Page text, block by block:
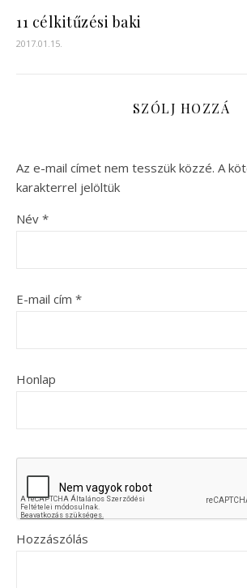
11 célkitűzési baki
2017.01.15.
SZÓLJ HOZZÁ
Az e-mail címet nem tesszük közzé. A
karakterrel jelöltük
Név *
E-mail cím *
Honlap
Hozzászólás